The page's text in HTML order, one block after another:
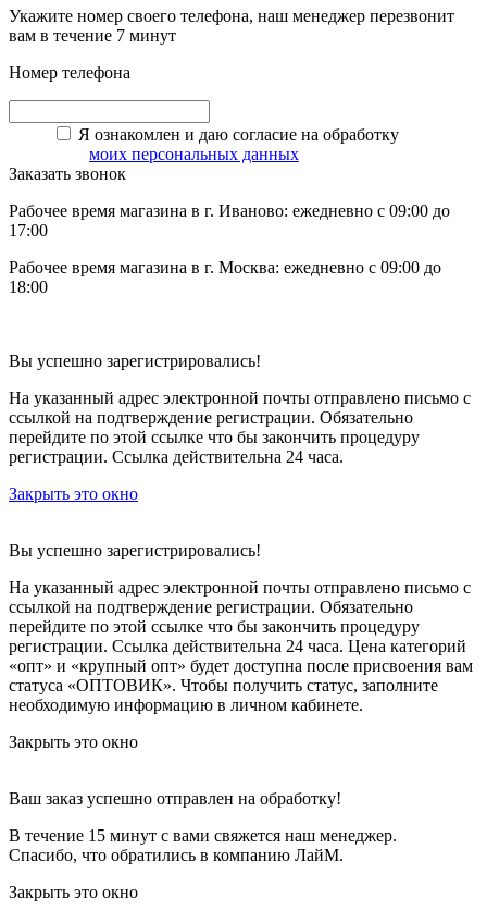
Укажите номер своего телефона, наш менеджер перезвонит
вам в течение 7 минут
Номер телефона
Я ознакомлен и даю согласие на обработку
моих персональных данных
Заказать звонок
Рабочее время магазина в г. Иваново: ежедневно с 09:00 до
17:00
Рабочее время магазина в г. Москва: ежедневно с 09:00 до
18:00
Вы успешно зарегистрировались!
На указанный адрес электронной почты отправлено письмо с
ссылкой на подтверждение регистрации. Обязательно
перейдите по этой ссылке что бы закончить процедуру
регистрации. Ссылка действительна 24 часа.
Закрыть это окно
Вы успешно зарегистрировались!
На указанный адрес электронной почты отправлено письмо с
ссылкой на подтверждение регистрации. Обязательно
перейдите по этой ссылке что бы закончить процедуру
регистрации. Ссылка действительна 24 часа. Цена категорий
«опт» и «крупный опт» будет доступна после присвоения вам
статуса «ОПТОВИК». Чтобы получить статус, заполните
необходимую информацию в личном кабинете.
Закрыть это окно
Ваш заказ успешно отправлен на обработку!
В течение 15 минут с вами свяжется наш менеджер.
Спасибо, что обратились в компанию ЛайМ.
Закрыть это окно